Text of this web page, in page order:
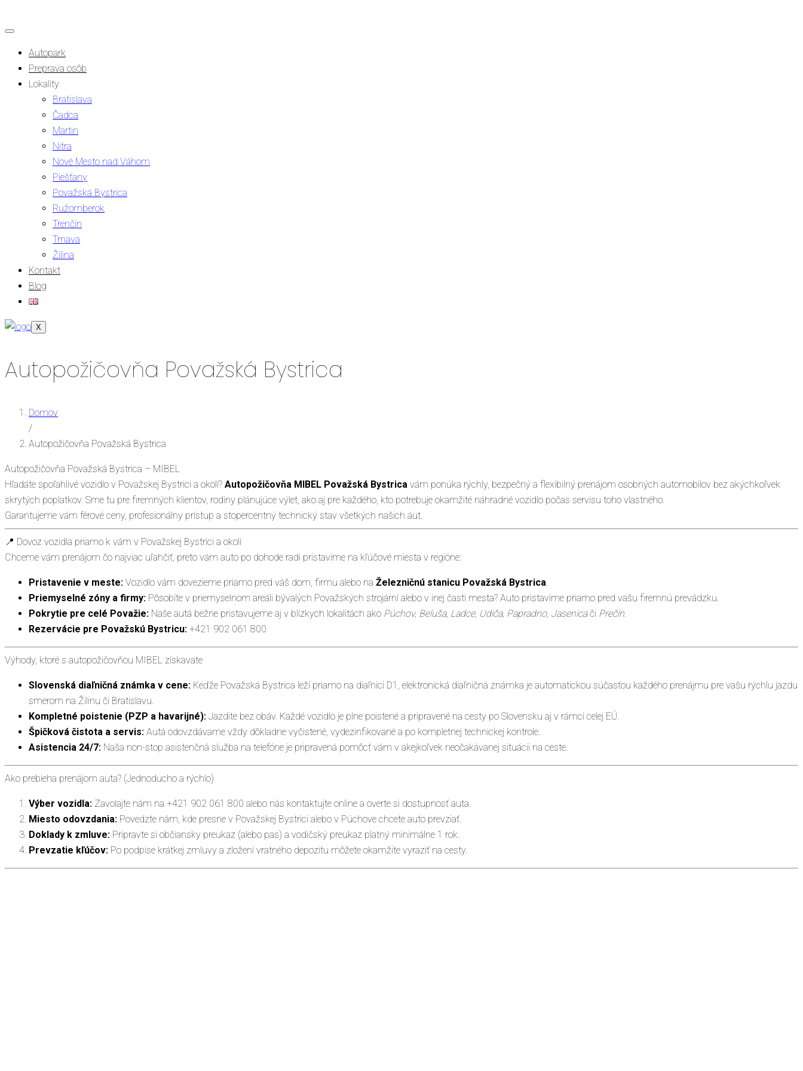
Autopark
Preprava osôb
Lokality
Bratislava
Čadca
Martin
Nitra
Nové Mesto nad Váhom
Piešťany
Považská Bystrica
Ružomberok
Trenčín
Trnava
Žilina
Kontakt
Blog
X
Autopožičovňa Považská Bystrica
Domov
/
Autopožičovňa Považská Bystrica
Autopožičovňa Považská Bystrica – MIBEL
Hľadáte spoľahlivé vozidlo v Považskej Bystrici a okolí? Autopožičovňa MIBEL Považská Bystrica vám ponúka rýchly, bezpečný a flexibilný prenájom osobných automobilov bez akýchkoľvek
skrytých poplatkov. Sme tu pre firemných klientov, rodiny plánujúce výlet, ako aj pre každého, kto potrebuje okamžité náhradné vozidlo počas servisu toho vlastného.
Garantujeme vám férové ceny, profesionálny prístup a stopercentný technický stav všetkých našich áut.
📍 Dovoz vozidla priamo k vám v Považskej Bystrici a okolí
Chceme vám prenájom čo najviac uľahčiť, preto vám auto po dohode radi pristavíme na kľúčové miesta v regióne:
Pristavenie v meste: Vozidlo vám dovezieme priamo pred váš dom, firmu alebo na Železničnú stanicu Považská Bystrica
Priemyselné zóny a firmy: Pôsobíte v priemyselnom areáli bývalých Považských strojární alebo v inej časti mesta? Auto pristavíme priamo pred vašu firemnú prevádzku.
Pokrytie pre celé Považie: Naše autá bežne pristavujeme aj v blízkych lokalitách ako Púchov, Beluša, Ladce, Udiča, Papradno, Jasenicači Prečín
Rezervácie pre Považskú Bystricu: +421 902 061 800
Výhody, ktoré s autopožičovňou MIBEL získavate
Slovenská diaľničná známka v cene: Keďže Považská Bystrica leží priamo na diaľnici D1, elektronická diaľničná známka je automatickou súčasťou každého prenájmu pre vašu rýchlu jazdu
smerom na Žilinu či Bratislavu.
Kompletné poistenie (PZP a havarijné): Jazdite bez obáv. Každé vozidlo je plne poistené a pripravené na cesty po Slovensku aj v rámci celej EÚ.
Špičková čistota a servis: Autá odovzdávame vždy dôkladne vyčistené, vydezinfikované a po kompletnej technickej kontrole.
Asistencia 24/7: Naša non-stop asistenčná služba na telefóne je pripravená pomôcť vám v akejkoľvek neočakávanej situácii na ceste.
Ako prebieha prenájom auta? (Jednoducho a rýchlo)
Výber vozidla: Zavolajte nám na +421 902 061 800 alebo nás kontaktujte online a overte si dostupnosť auta.
Miesto odovzdania: Povedzte nám, kde presne v Považskej Bystrici alebo v Púchove chcete auto prevziať.
Doklady k zmluve: Pripravte si občiansky preukaz (alebo pas) a vodičský preukaz platný minimálne 1 rok.
Prevzatie kľúčov: Po podpise krátkej zmluvy a zložení vratného depozitu môžete okamžite vyraziť na cesty.